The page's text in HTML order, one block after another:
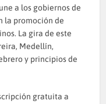
a los gobiernos de
la promoción de
La gira de este
Medellín,
y principios de
gratuita a